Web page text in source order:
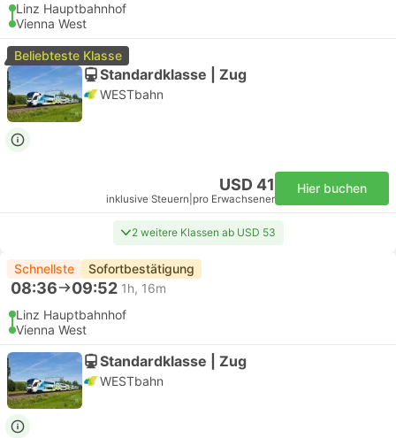
Linz Hauptbahnhof
Vienna West
Beliebteste Klasse
Standardklasse | Zug
WESTbahn
USD 41
inklusive Steuern pro Erwachsener
Hier buchen
2 weitere Klassen ab USD 53
Schnellste Sofortbestätigung
08:36 09:52 1h, 16m
Linz Hauptbahnhof
Vienna West
Standardklasse | Zug
WESTbahn